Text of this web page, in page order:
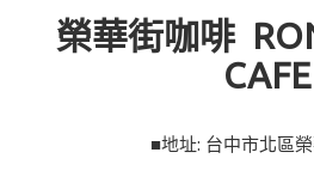
榮華街咖啡
CAFE
■地址: 台中市北區